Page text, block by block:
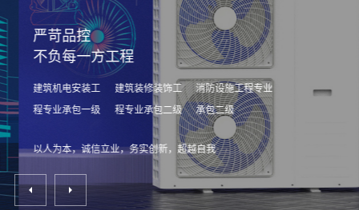
严苛品控
不负每一方工程
建筑机电安装工
程专业承包一级
建筑装修装饰工
程专业承包二级
消防设施工程专业
承包二级
以人为本，诚信立业，务实创新，超越自我